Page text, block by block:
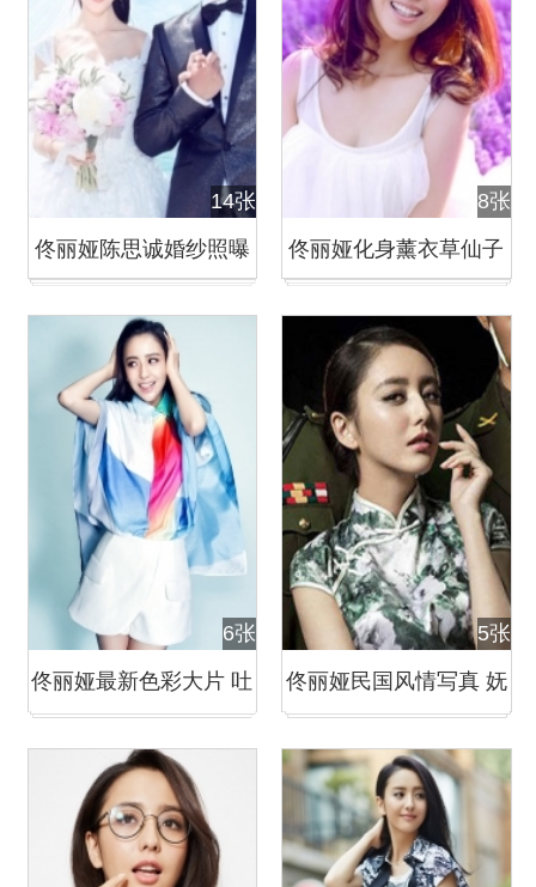
14张
佟丽娅陈思诚婚纱照曝
8张
佟丽娅化身薰衣草仙子
6张
佟丽娅最新色彩大片 吐
5张
佟丽娅民国风情写真 妩